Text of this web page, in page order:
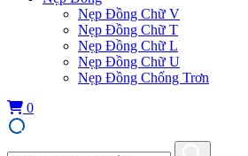
Nẹp Đồng Chữ V
Nẹp Đồng Chữ T
Nẹp Đồng Chữ L
Nẹp Đồng Chữ U
Nẹp Đồng Chống Trơn
0